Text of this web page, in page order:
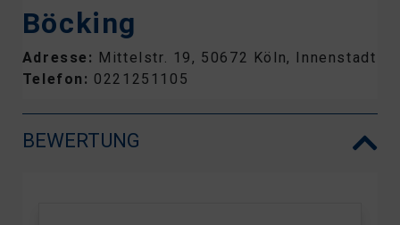
Böcking
Adresse: Mittelstr. 19, 50672 Köln, Innenstadt
Telefon: 0221251105
BEWERTUNG